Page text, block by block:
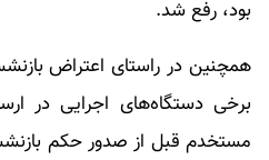
بود، رفع شد.
همچنین در راستای اعتراض
برخی دستگاه‌های اجرایی در
مستخدم قبل از صدور حکم